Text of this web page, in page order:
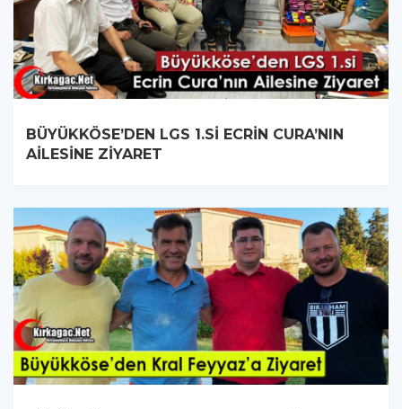
BÜYÜKKÖSE’DEN LGS 1.Sİ ECRİN CURA’NIN
AİLESİNE ZİYARET